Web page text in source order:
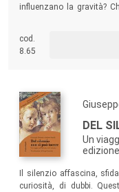
influenzano la gravità?
pari, la scuola? Il
della crescita. Un testo
ma anche genitori,
cod.
8.65
DEL
Un
edizione
Il silenzio affascina,
curiosità, di dubbi.